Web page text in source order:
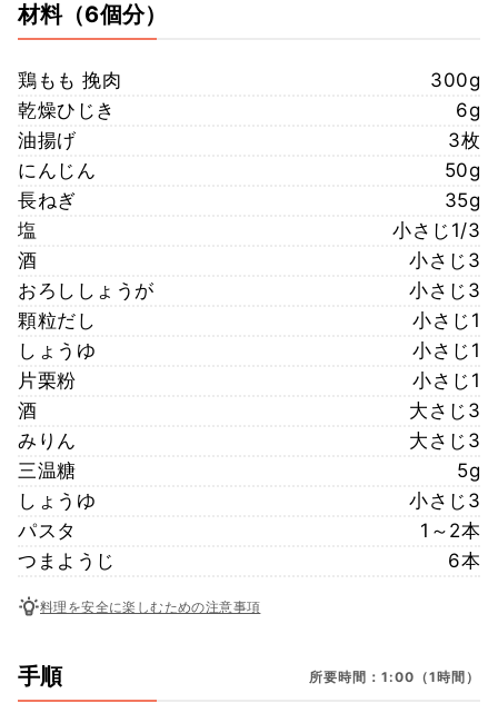
材料（6個分）
鶏もも 挽肉
300g
乾燥ひじき
6g
油揚げ
3枚
にんじん
50g
長ねぎ
35g
塩
小さじ1/3
酒
小さじ3
おろししょうが
小さじ3
顆粒だし
小さじ1
しょうゆ
小さじ1
片栗粉
小さじ1
酒
大さじ3
みりん
大さじ3
三温糖
5g
しょうゆ
小さじ3
パスタ
1～2本
つまようじ
6本
料理を安全に楽しむための注意事項
手順 所要時間：1:00（1時間）